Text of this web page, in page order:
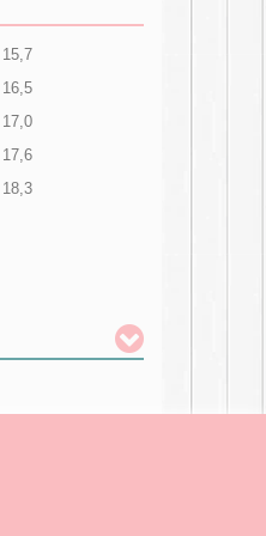
15,7
16,5
17,0
17,6
18,3